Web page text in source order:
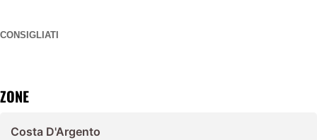
CONSIGLIATI
ZONE
Costa D'Argento